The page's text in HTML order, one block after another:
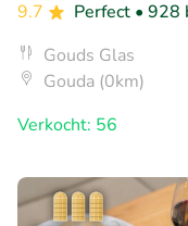
9.7
Perfect • 928
Gouds Glas
Gouda (0km)
Verkocht: 56